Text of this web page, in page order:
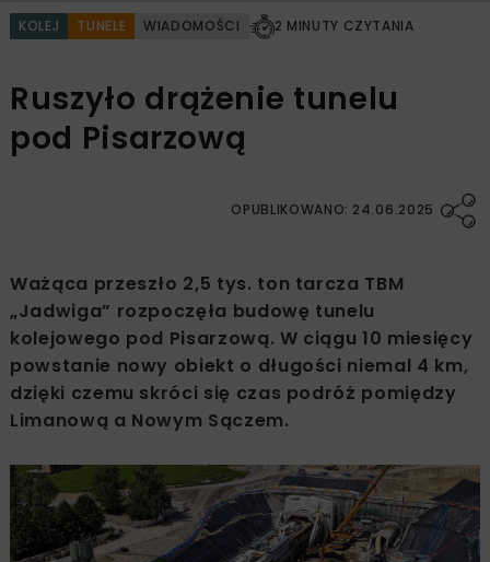
KOLEJ TUNELE WIADOMOŚCI 2 MINUTY CZYTANIA
Ruszyło drążenie tunelu
pod Pisarzową
OPUBLIKOWANO: 24.06.2025
Ważąca przeszło 2,5 tys. ton tarcza TBM
„Jadwiga” rozpoczęła budowę tunelu
kolejowego pod Pisarzową. W ciągu 10 miesięcy
powstanie nowy obiekt o długości niemal 4 km,
dzięki czemu skróci się czas podróż pomiędzy
Limanową a Nowym Sączem.